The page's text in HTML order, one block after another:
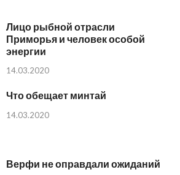
Лицо рыбной отрасли
Приморья и человек особой
энергии
14.03.2020
Что обещает минтай
14.03.2020
Верфи не оправдали ожиданий